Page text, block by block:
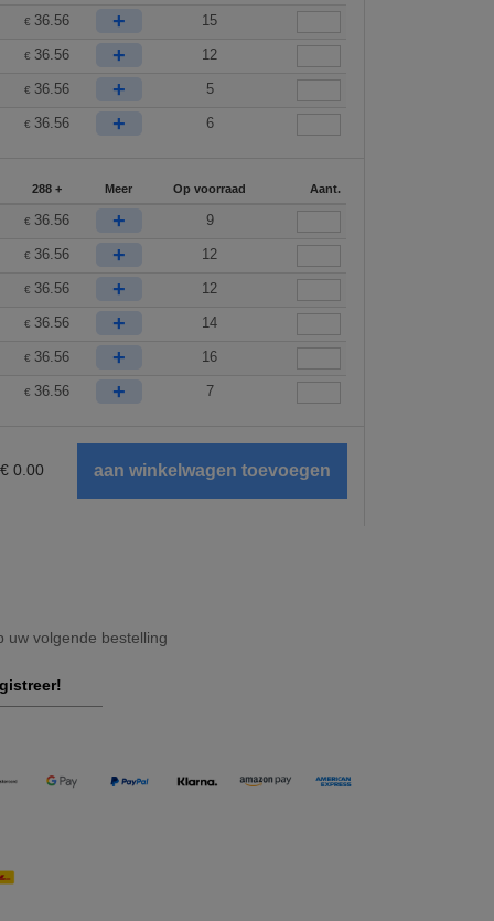
€ 36.56 + 15
€ 36.56 + 12
€ 36.56 + 5
€ 36.56 + 6
288 + Meer Op voorraad Aant.
€ 36.56 + 9
€ 36.56 + 12
€ 36.56 + 12
€ 36.56 + 14
€ 36.56 + 16
€ 36.56 + 7
€ 0.00
uw volgende bestelling